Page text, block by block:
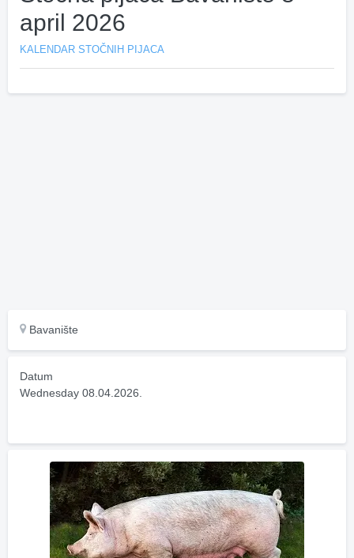
april 2026
KALENDAR STOČNIH PIJACA
Bavanište
Datum
Wednesday 08.04.2026.